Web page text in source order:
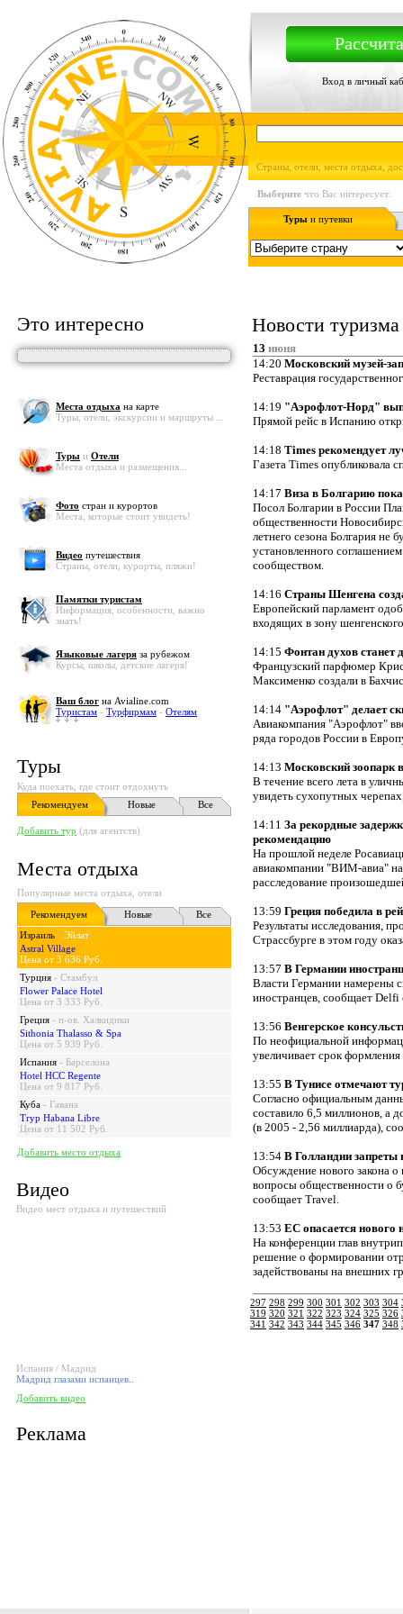
Вход в личный
Страны, отели, места отдыха,
Выберите что Вас интересует:
Туры и путевки
Это интересно
Места отдыха на карте
Туры, отели, экскурсии и маршруты ...
Туры и Отели
Места отдыха и размещения...
Фото стран и курортов
Места, которые стоит увидеть!
Видео путешествия
Страны, отели, курорты, пляжи!
Памятки туристам
Информация, особенности, важно
знать!
Языковые лагеря за рубежом
Курсы, школы, детские лагеря!
Ваш блог на Avialine.com
Туристам - Турфирмам - Отелям
Туры
Куда поехать, где стоит отдохнуть
Рекомендуем
Новые Все
Добавить тур (для агентств)
Места отдыха
Популярные места отдыха, отели
Рекомендуем
Новые
Все
Израиль - Эйлат
Astral Village
Цена от 3 636 Руб.
Турция - Стамбул
Flower Palace Hotel
Цена от 3 333 Руб.
Греция - п-ов. Халкидики
Sithonia Thalasso & Spa
Цена от 5 939 Руб.
Испания - Барселона
Hotel HCC Regente
Цена от 9 817 Руб.
Куба - Гавана
Tryp Habana Libre
Цена от 11 502 Руб.
Добавить место отдыха
Видео
Видео мест отдыха и путешествий
Испания / Мадрид
Мадрид глазами испанцев..
Добавить видео
Реклама
Новости туризма
13 июня
14:20 Московский музей-
Реставрация
14:19 "Аэрофлот-Норд"
Прямой рейс в Испанию
14:18 Times рекомендует
Газета Times опубликовала
14:17 Виза в Болгарию
Посол Болгарии в России
общественности
летнего сезона Болгария не
установленного
сообществом.
14:16 Страны Шенгена
Европейский парламент
входящих в зону
14:15 Фонтан духов станет
Французский парфюмер
Максименко создали в
14:14 "Аэрофлот" делает
Авиакомпания "Аэрофлот"
ряда городов России в
14:13 Московский зоопарк
В течение всего лета в
увидеть сухопутных
14:11 За рекордные
рекомендацию
На прошлой неделе
авиакомпании "ВИМ-авиа"
расследование
13:59 Греция победила в
Результаты исследования,
Страссбурге в этом году
13:57 В Германии
Власти Германии намерены
иностранцев, сообщает Delfi
13:56 Венгерское
По неофициальной
увеличивает срок
13:55 В Тунисе отмечают
Согласно официальным
составило 6,5 миллионов, а
(в 2005 - 2,56 миллиарда),
13:54 В Голландии запреты
Обсуждение нового закона
вопросы общественности о
сообщает Travel.
13:53 ЕС опасается нового
На конференции глав
решение о формировании
задействованы на внешних
297 298 299 300 301 302 303 304
319 320 321 322 323 324 325 326
341 342 343 344 345 346 347 348